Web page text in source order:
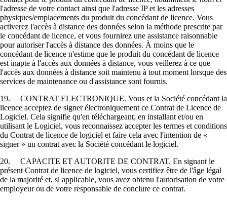
l'adresse de votre contact ainsi que l'adresse IP et les adresses
physiques/emplacements du produit du concédant de licence. Vous
activerez l'accès à distance des données selon la méthode prescrite par
le concédant de licence, et vous fournirez une assistance raisonnable
pour autoriser l'accès à distance des données. À moins que le
concédant de licence n'estime que le produit du concédant de licence
est inapte à l'accès aux données à distance, vous veillerez à ce que
l'accès aux données à distance soit maintenu à tout moment lorsque des
services de maintenance ou d'assistance sont fournis.
19. CONTRAT ELECTRONIQUE. Vous et la Société concédant la
licence acceptez de signer électroniquement ce Contrat de Licence de
Logiciel. Cela signifie qu'en téléchargeant, en installant et/ou en
utilisant le Logiciel, vous reconnaissez accepter les termes et conditions
du Contrat de licence de logiciel et faire cela avec l'intention de «
signer » un contrat avec la Société concédant le logiciel.
20. CAPACITE ET AUTORITE DE CONTRAT. En signant le
présent Contrat de licence de logiciel, vous certifiez être de l'âge légal
de la majorité et, si applicable, vous avez obtenu l'autorisation de votre
employeur ou de votre responsable de conclure ce contrat.